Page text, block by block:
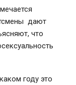
дают
что
году это